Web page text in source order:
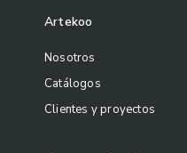
Artekoo
Nosotros
Catálogos
Clientes y proyectos